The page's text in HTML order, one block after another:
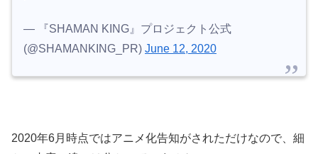
— 『SHAMAN KING』プロジェクト公式
(@SHAMANKING_PR) June 12, 2020
2020年6月時点ではアニメ化告知がされただけなので、細